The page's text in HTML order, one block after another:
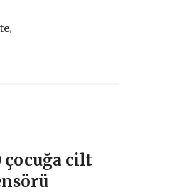
,
çocuğa cilt